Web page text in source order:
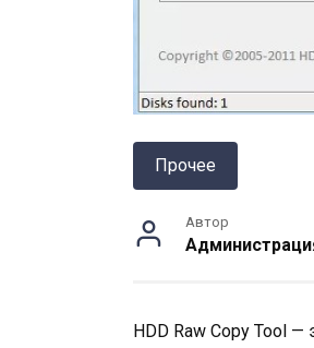
Прочее
Автор
HDD Raw Copy Tool —